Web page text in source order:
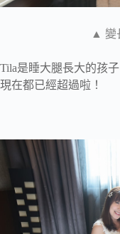
▲ 變
Tila是睡大腿長大的孩
現在都已經超過啦！